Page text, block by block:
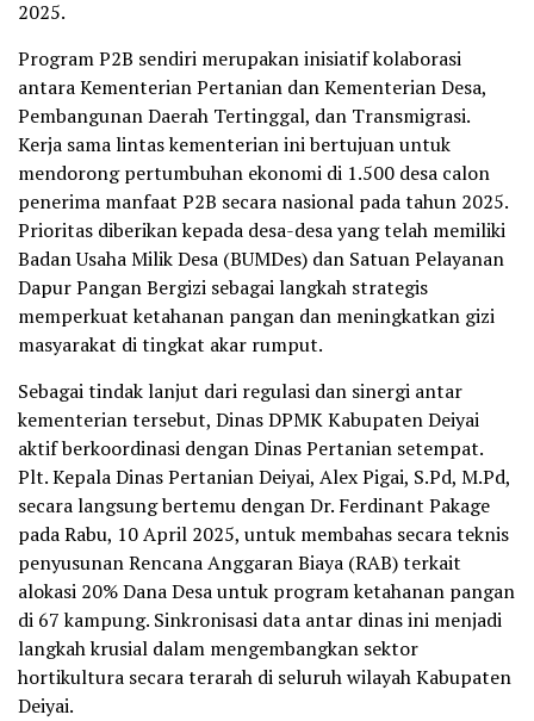
2025.
Program P2B sendiri merupakan inisiatif kolaborasi
antara Kementerian Pertanian dan Kementerian Desa,
Pembangunan Daerah Tertinggal, dan Transmigrasi.
Kerja sama lintas kementerian ini bertujuan untuk
mendorong pertumbuhan ekonomi di 1.500 desa calon
penerima manfaat P2B secara nasional pada tahun 2025.
Prioritas diberikan kepada desa-desa yang telah memiliki
Badan Usaha Milik Desa (BUMDes) dan Satuan Pelayanan
Dapur Pangan Bergizi sebagai langkah strategis
memperkuat ketahanan pangan dan meningkatkan gizi
masyarakat di tingkat akar rumput.
Sebagai tindak lanjut dari regulasi dan sinergi antar
kementerian tersebut, Dinas DPMK Kabupaten Deiyai
aktif berkoordinasi dengan Dinas Pertanian setempat.
Plt. Kepala Dinas Pertanian Deiyai, Alex Pigai, S.Pd, M.Pd,
secara langsung bertemu dengan Dr. Ferdinant Pakage
pada Rabu, 10 April 2025, untuk membahas secara teknis
penyusunan Rencana Anggaran Biaya (RAB) terkait
alokasi 20% Dana Desa untuk program ketahanan pangan
di 67 kampung. Sinkronisasi data antar dinas ini menjadi
langkah krusial dalam mengembangkan sektor
hortikultura secara terarah di seluruh wilayah Kabupaten
Deiyai.